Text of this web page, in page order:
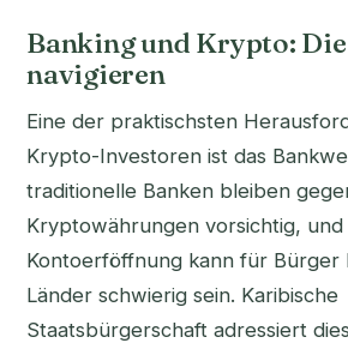
Banking und Krypto:
navigieren
Eine der praktischsten
Krypto-Investoren ist das
traditionelle Banken bleiben
Kryptowährungen vorsichtig, und
Kontoerföffnung kann für Bürger
Länder schwierig sein. Karibische
Staatsbürgerschaft adressiert